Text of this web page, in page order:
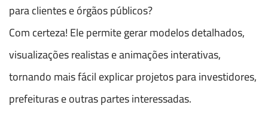
para clientes e órgãos públicos?
Com certeza! Ele permite gerar modelos detalhados,
visualizações realistas e animações interativas,
tornando mais fácil explicar projetos para investidores,
prefeituras e outras partes interessadas.